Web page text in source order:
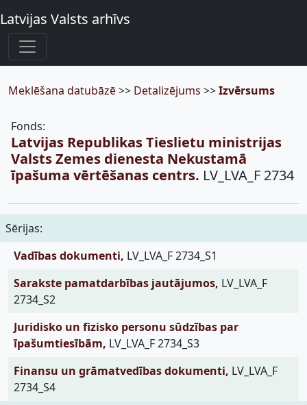
Latvijas Valsts arhīvs
Meklēšana datubāzē>> Detalizējums >>Izvērsums
Fonds:
Latvijas Republikas Tieslietu ministrijas
Valsts Zemes dienesta Nekustamā
īpašuma vērtēšanas centrs. LV_LVA_F 2734
Sērijas:
Vadības dokumenti, LV_LVA_F 2734_S1
Sarakste pamatdarbības jautājumos, LV_LVA_F
2734_S2
Juridisko un fizisko personu sūdzības par
īpašumtiesībām, LV_LVA_F 2734_S3
Finansu un grāmatvedības dokumenti, LV_LVA_F
2734_S4